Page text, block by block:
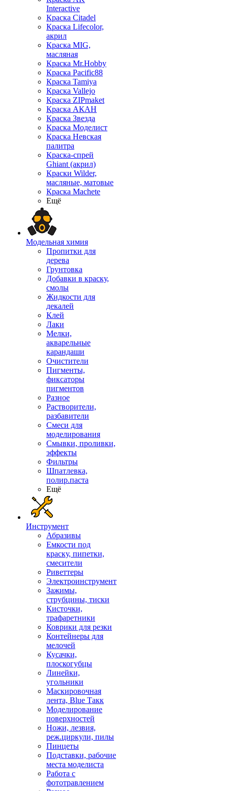
Interactive
Краска Citadel
Краска Lifecolor,
акрил
Краска MIG,
масляная
Краска Mr.Hobby
Краска Pacific88
Краска Tamiya
Краска Vallejo
Краска ZIPmaket
Краска АКАН
Краска Звезда
Краска Моделист
Краска Невская
палитра
Краска-спрей
Ghiant (акрил)
Краски Wilder,
масляные, матовые
Краска Machete
Ещё
Модельная химия
Пропитки для
дерева
Грунтовка
Добавки в краску,
смолы
Жидкости для
декалей
Клей
Лаки
Мелки,
акварельные
карандаши
Очистители
Пигменты,
фиксаторы
пигментов
Разное
Растворители,
разбавители
Смеси для
моделирования
Смывки, проливки,
эффекты
Фильтры
Шпатлевка,
полир.паста
Ещё
Инструмент
Абразивы
Емкости под
краску, пипетки,
смесители
Риветтеры
Электроинструмент
Зажимы,
струбцины, тиски
Кисточки,
трафаретники
Коврики для резки
Контейнеры для
мелочей
Кусачки,
плоскогубцы
Линейки,
угольники
Маскировочная
лента, Blue Такк
Моделирование
поверхностей
Ножи, лезвия,
реж.циркули, пилы
Пинцеты
Подставки, рабочие
места моделиста
Работа с
фототравлением